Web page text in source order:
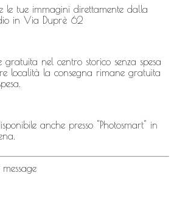
le tue immagini direttamente dalla
in Via Duprè 62
gratuita nel centro storico senza spesa
località la consegna rimane gratuita
anche presso "Photosmart" in